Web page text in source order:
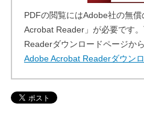
PDFの閲覧にはAdobe社の無
Acrobat Reader」が必要です
Readerダウンロードページか
Adobe Acrobat Readerダウン